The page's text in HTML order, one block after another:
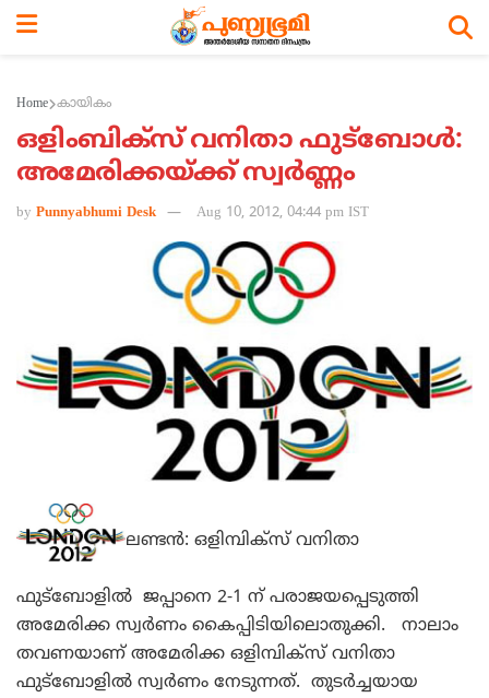
Home കായികം
ഒളിംബിക്സ് വനിതാ ഫുട്ബോള്‍:
അമേരിക്കയ്ക്ക് സ്വര്‍ണ്ണം
by Punnyabhumi Desk Aug 10, 2012, 04:44 pm IST
ലണ്ടന്‍: ഒളിമ്പിക്‌സ് വനിതാ
ഫുട്‌ബോളില്‍ ജപ്പാനെ 2-1 ന് പരാജയപ്പെടുത്തി
അമേരിക്ക സ്വര്‍ണം കൈപ്പിടിയിലൊതുക്കി. നാലാം
തവണയാണ് അമേരിക്ക ഒളിമ്പിക്‌സ് വനിതാ
ഫുട്‌ബോളില്‍ സ്വര്‍ണം നേടുന്നത്. തുടര്‍ച്ചയായ